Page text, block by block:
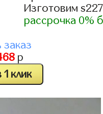
Изготовим
рассрочка 0%
р
клик